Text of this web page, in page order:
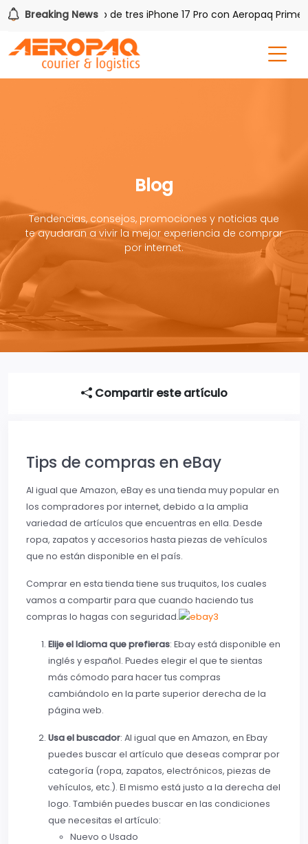
Breaking News
Gana uno de tres iPhone 17 Pro con Aeropaq Prime
Blog
Tendencias, consejos, promociones y noticias que
te ayudaran a vivir la mejor experiencia de comprar
por internet.
Compartir este artículo
Tips de compras en eBay
Al igual que Amazon, eBay es una tienda muy popular en
los compradores por internet, debido a la amplia
variedad de artículos que encuentras en ella. Desde
ropa, zapatos y accesorios hasta piezas de vehículos
que no están disponible en el país.
Comprar en esta tienda tiene sus truquitos, los cuales
vamos a compartir para que cuando haciendo tus
compras lo hagas con seguridad.
Elije el Idioma que prefieras: Ebay está disponible en
inglés y español. Puedes elegir el que te sientas
más cómodo para hacer tus compras
cambiándolo en la parte superior derecha de la
página web.
Usa el buscador: Al igual que en Amazon, en Ebay
puedes buscar el artículo que deseas comprar por
categoría (ropa, zapatos, electrónicos, piezas de
vehículos, etc.). El mismo está justo a la derecha del
logo. También puedes buscar en las condiciones
que necesitas el artículo:
Nuevo o Usado